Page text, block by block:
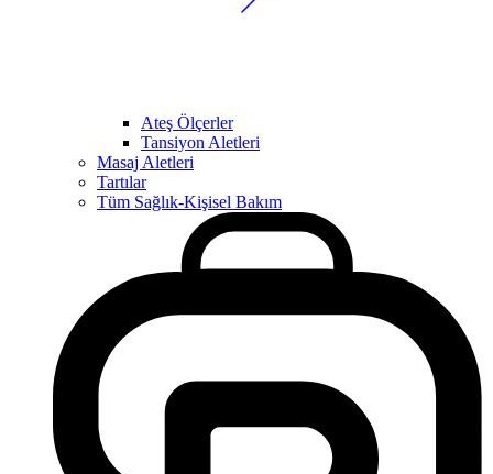
Ateş Ölçerler
Tansiyon Aletleri
Masaj Aletleri
Tartılar
Tüm Sağlık-Kişisel Bakım